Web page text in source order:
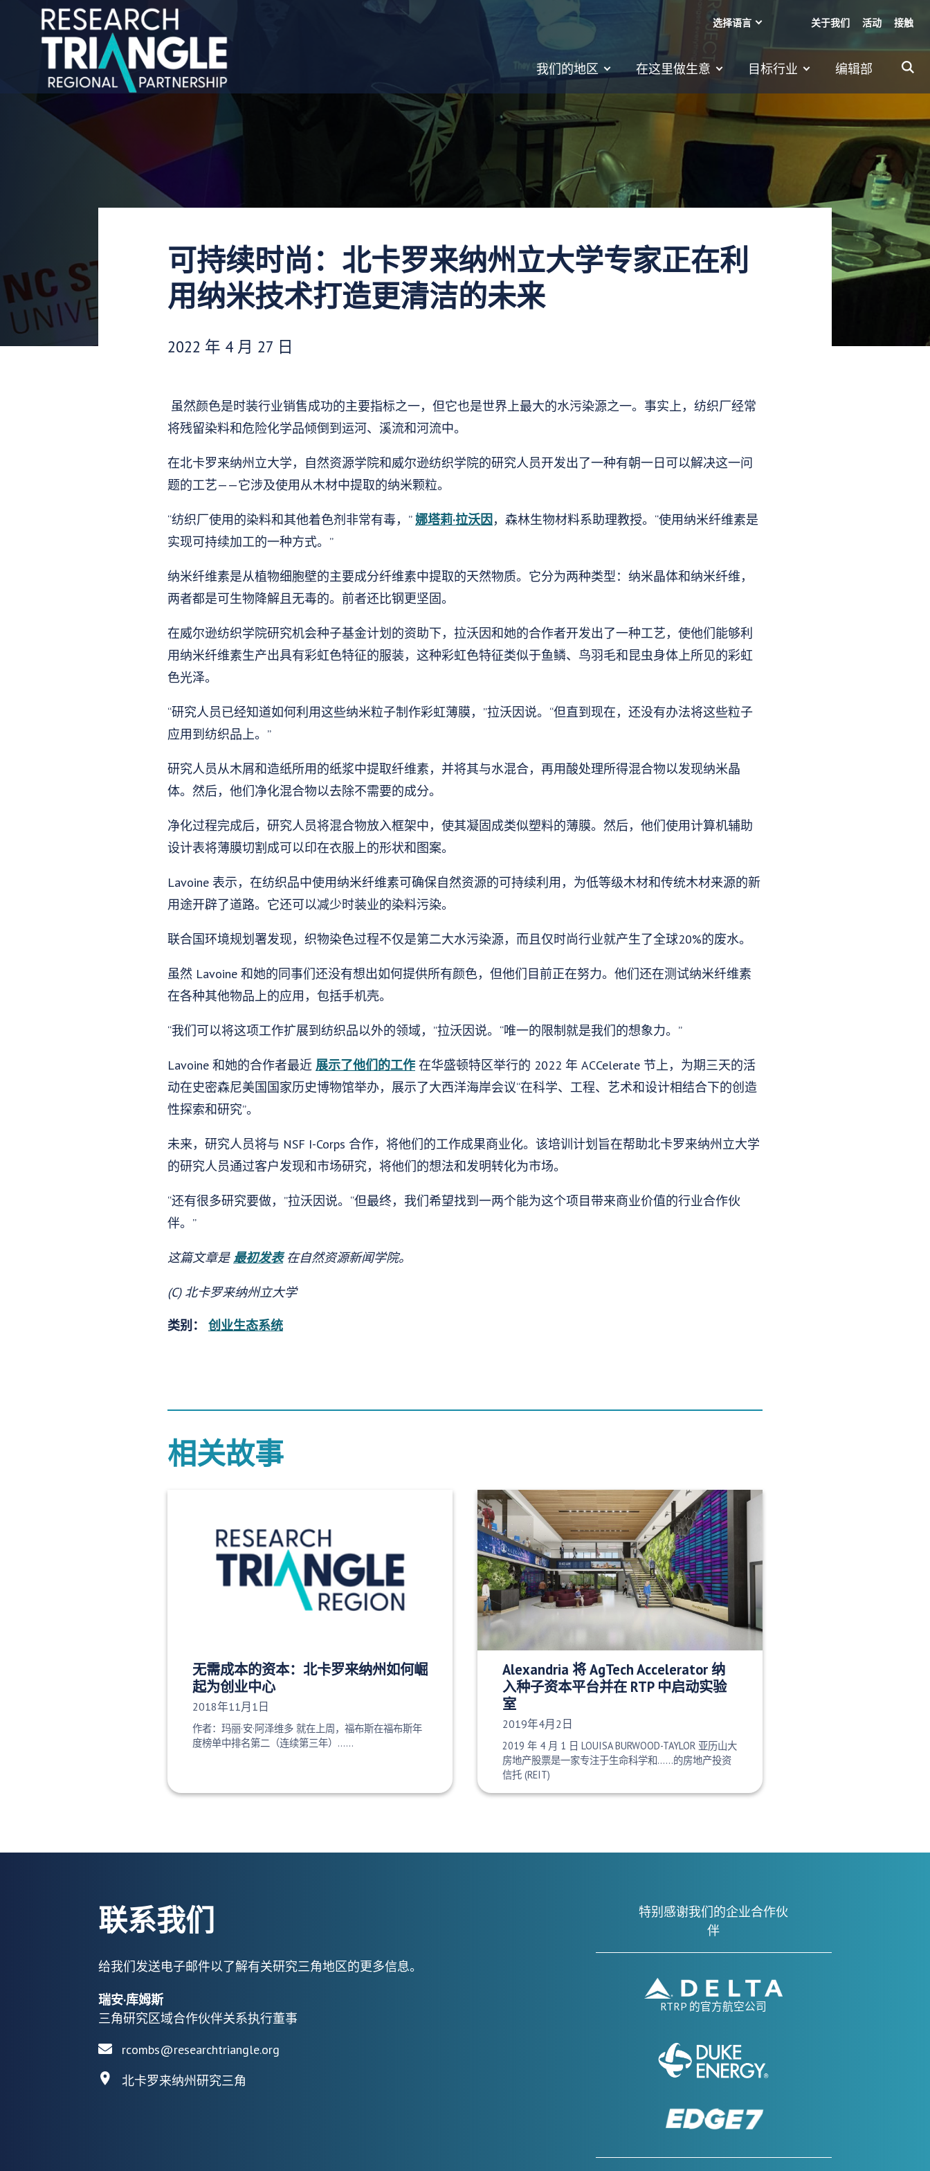
跳至内容
我们的地区 在这里做生意 目标行业 编辑部
关于我们 活动 接触
选择语言
可持续时尚：北卡罗来纳州立大学专家正在利
用纳米技术打造更清洁的未来
发布日期：
2022 年 4 月 27 日
虽然颜色是时装行业销售成功的主要指标之一，但它也是世界上最大的水污染源之一。事实上，纺织厂经常
将残留染料和危险化学品倾倒到运河、溪流和河流中。
在北卡罗来纳州立大学，自然资源学院和威尔逊纺织学院的研究人员开发出了一种有朝一日可以解决这一问
题的工艺——它涉及使用从木材中提取的纳米颗粒。
“纺织厂使用的染料和其他着色剂非常有毒，”娜塔莉·拉沃因 ，森林生物材料系助理教授。“使用纳米纤维素是
实现可持续加工的一种方式。”
纳米纤维素是从植物细胞壁的主要成分纤维素中提取的天然物质。它分为两种类型：纳米晶体和纳米纤维，
两者都是可生物降解且无毒的。前者还比钢更坚固。
在威尔逊纺织学院研究机会种子基金计划的资助下，拉沃因和她的合作者开发出了一种工艺，使他们能够利
用纳米纤维素生产出具有彩虹色特征的服装，这种彩虹色特征类似于鱼鳞、鸟羽毛和昆虫身体上所见的彩虹
色光泽。
“研究人员已经知道如何利用这些纳米粒子制作彩虹薄膜，”拉沃因说。“但直到现在，还没有办法将这些粒子
应用到纺织品上。”
研究人员从木屑和造纸所用的纸浆中提取纤维素，并将其与水混合，再用酸处理所得混合物以发现纳米晶
体。然后，他们净化混合物以去除不需要的成分。
净化过程完成后，研究人员将混合物放入框架中，使其凝固成类似塑料的薄膜。然后，他们使用计算机辅助
设计表将薄膜切割成可以印在衣服上的形状和图案。
Lavoine 表示，在纺织品中使用纳米纤维素可确保自然资源的可持续利用，为低等级木材和传统木材来源的新
用途开辟了道路。它还可以减少时装业的染料污染。
联合国环境规划署发现，织物染色过程不仅是第二大水污染源，而且仅时尚行业就产生了全球20%的废水。
虽然 Lavoine 和她的同事们还没有想出如何提供所有颜色，但他们目前正在努力。他们还在测试纳米纤维素
在各种其他物品上的应用，包括手机壳。
“我们可以将这项工作扩展到纺织品以外的领域，”拉沃因说。“唯一的限制就是我们的想象力。”
Lavoine 和她的合作者最近 展示了他们的工作 在华盛顿特区举行的 2022 年 ACCelerate 节上，为期三天的活
动在史密森尼美国国家历史博物馆举办，展示了大西洋海岸会议“在科学、工程、艺术和设计相结合下的创造
性探索和研究”。
未来，研究人员将与 NSF I-Corps 合作，将他们的工作成果商业化。该培训计划旨在帮助北卡罗来纳州立大学
的研究人员通过客户发现和市场研究，将他们的想法和发明转化为市场。
“还有很多研究要做，”拉沃因说。“但最终，我们希望找到一两个能为这个项目带来商业价值的行业合作伙
伴。”
这篇文章是 最初发表在自然资源新闻学院。
(C) 北卡罗来纳州立大学
类别： 创业生态系统
相关故事
无需成本的资本：北卡罗来纳州如何崛
起为创业中心
发布日期：
2018年11月1日
作者：玛丽·安·阿泽维多 就在上周，福布斯在福布斯年
度榜单中排名第二（连续第三年）……
Alexandria 将 AgTech Accelerator 纳
入种子资本平台并在 RTP 中启动实验
室
发布日期：
2019年4月2日
2019 年 4 月 1 日 LOUISA BURWOOD-TAYLOR 亚历山大
房地产股票是一家专注于生命科学和……的房地产投资
信托 (REIT)
联系我们
给我们发送电子邮件以了解有关研究三角地区的更多信息。
瑞安·库姆斯
三角研究区域合作伙伴关系执行董事
rcombs@researchtriangle.org
北卡罗来纳州研究三角
特别感谢我们的企业合作伙
伴
RTRP 的官方航空公司